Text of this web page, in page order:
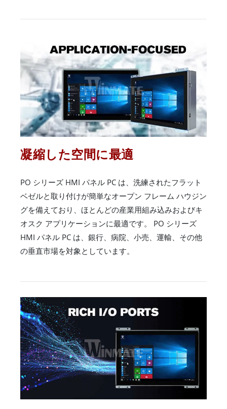
凝縮した空間に最適
PO シリーズ HMI パネル PC は、洗練されたフラット
ベゼルと取り付けが簡単なオープン フレーム ハウジン
グを備えており、ほとんどの産業用組み込みおよびキ
オスク アプリケーションに最適です。 PO シリーズ
HMI パネル PC は、銀行、病院、小売、運輸、その他
の垂直市場を対象としています。